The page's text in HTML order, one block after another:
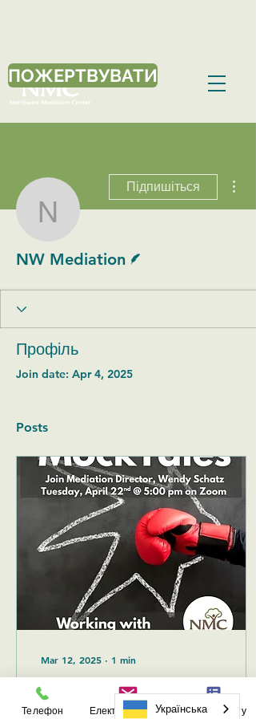
ПОЖЕРТВУВАТИ
NW Mediation
Підпишіться
NW Mediation
Профіль
Join date: Apr 4, 2025
Posts
Mar 12, 2025 ∙ 1 min
MockTales Tuesday,
April 22nd
Телефон Електронна пошта Форма запиту
Українська